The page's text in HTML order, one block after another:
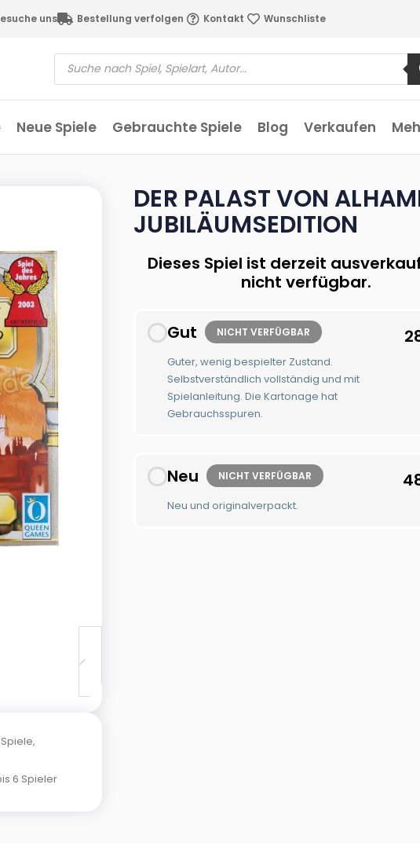
uns Bestellung verfolgen Kontakt Wunschliste
Neue Spiele Gebrauchte Spiele Blog Verkaufen
,
6 Spieler
DER PALAST VON
JUBILÄUMSEDITION
Dieses Spiel ist derzeit
nicht verfügbar.
Gut NICHT VERFÜGBAR
Guter, wenig bespielter Zustand.
Selbstverständlich vollständig und mit
Spielanleitung. Die Kartonage hat
Gebrauchsspuren.
Neu NICHT VERFÜGBAR
Neu und originalverpackt.